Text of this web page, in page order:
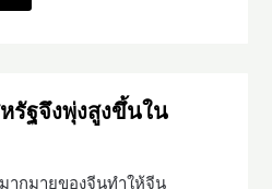
รัฐจึงพุ่งสูงขึ้นใน
ากมายของจีนทำให้จีน